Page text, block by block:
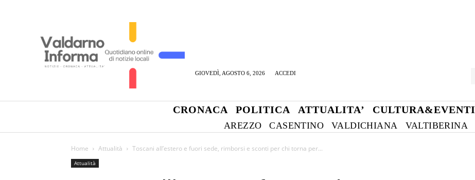
GIOVEDÌ, AGOSTO 6, 2026 ACCEDI
CRONACA POLITICA ATTUALITA’ CULTURA&EVENTI
AREZZO CASENTINO VALDICHIANA VALTIBERINA
Home Attualità Toscani all’estero e fuori sede, rimborsi e sconti per chi torna per...
Attualità